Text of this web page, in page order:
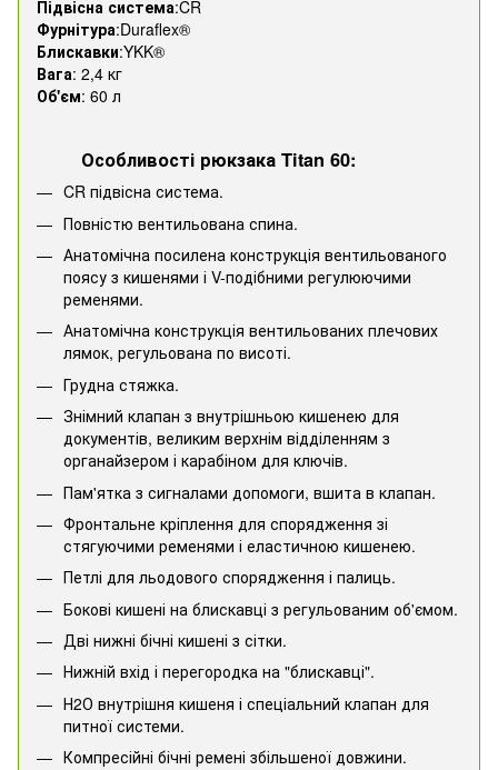
Підвісна система:CR
Фурнітура:Duraflex®
Блискавки:YKK®
Вага: 2,4 кг
Об'єм: 60 л
Особливості рюкзака Titan 60:
CR підвісна система.
Повністю вентильована спина.
Анатомічна посилена конструкція вентильованого
поясу з кишенями і V-подібними регулюючими
ременями.
Анатомічна конструкція вентильованих плечових
лямок, регульована по висоті.
Грудна стяжка.
Знімний клапан з внутрішньою кишенею для
документів, великим верхнім відділенням з
органайзером і карабіном для ключів.
Пам'ятка з сигналами допомоги, вшита в клапан.
Фронтальне кріплення для спорядження зі
стягуючими ременями і еластичною кишенею.
Петлі для льодового спорядження і палиць.
Бокові кишені на блискавці з регульованим об'ємом.
Дві нижні бічні кишені з сітки.
Нижній вхід і перегородка на "блискавці".
Н2О внутрішня кишеня і спеціальний клапан для
питної системи.
Компресійні бічні ремені збільшеної довжини.